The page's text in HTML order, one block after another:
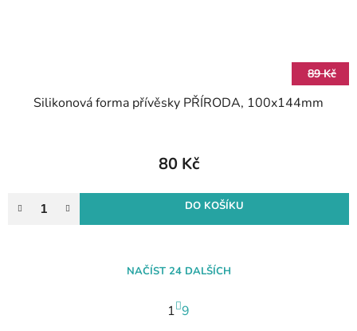
89 Kč
Silikonová forma přívěsky PŘÍRODA, 100x144mm
80 Kč
DO KOŠÍKU
NAČÍST 24 DALŠÍCH
t
1 9